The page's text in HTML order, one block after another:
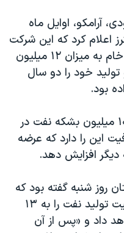
آرامکو، اوایل ماه
اعلام کرد که این شرکت
حداکثر ظرفیت پایدار تولید نفت خام به میزان ۱۲ میلیون
خود را دو سال
بود.
بر اساس میزان تولید روزانه ۱۰.۶۵ میلیون بشکه نفت در
این را دارد که عرضه
روز شنبه گفته بود که
ریاض تا سال ۲۰۲۷ میلادی ظرفیت تولید نفت را به ۱۳
داد و «پس از آن